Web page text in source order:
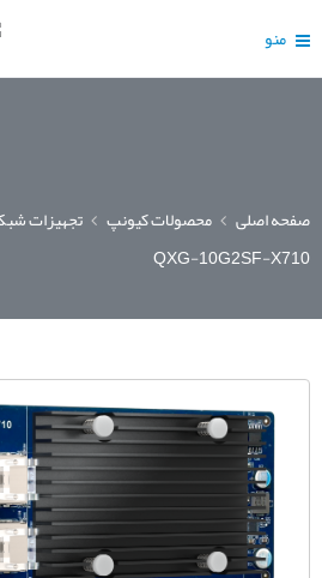
منو
صفحه اصلی محصولات کیونپ
تجهیزات
QXG-10G2SF-X710